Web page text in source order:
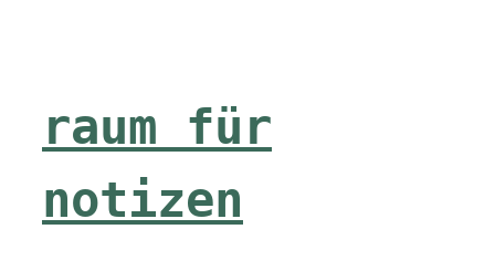
raum für
notizen